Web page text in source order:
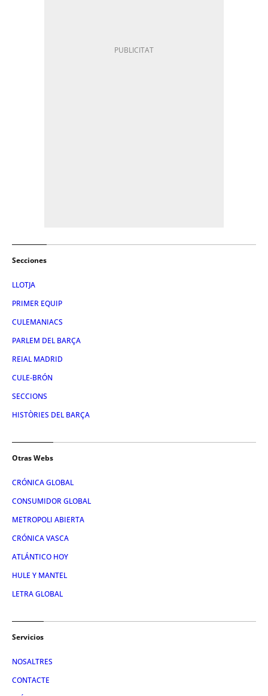
Secciones
LLOTJA
PRIMER EQUIP
CULEMANIACS
PARLEM DEL BARÇA
REIAL MADRID
CULE-BRÓN
SECCIONS
HISTÒRIES DEL BARÇA
Otras Webs
CRÓNICA GLOBAL
CONSUMIDOR GLOBAL
METROPOLI ABIERTA
CRÓNICA VASCA
ATLÁNTICO HOY
HULE Y MANTEL
LETRA GLOBAL
Servicios
NOSALTRES
CONTACTE